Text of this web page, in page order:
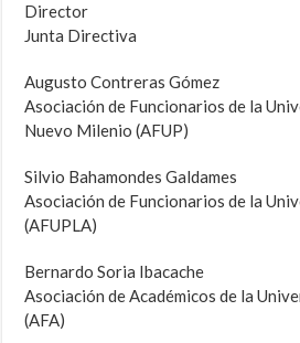
Director
Junta Directiva
Augusto Contreras Gómez
Asociación de Funcionarios de la
Nuevo Milenio (AFUP)
Silvio Bahamondes Galdames
Asociación de Funcionarios de la
(AFUPLA)
Bernardo Soria Ibacache
Asociación de Académicos de la
(AFA)